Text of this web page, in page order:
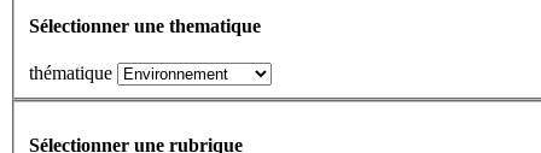
Sélectionner une thematique
thématique
Sélectionner une rubrique